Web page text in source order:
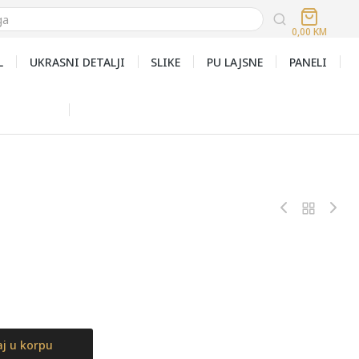
0,00 KM
UKRASNI DETALJI SLIKE PU LAJSNE PANELI
u korpu